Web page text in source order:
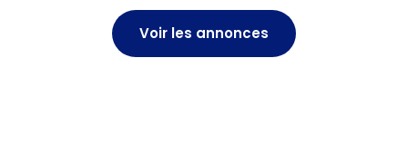
Voir les annonces